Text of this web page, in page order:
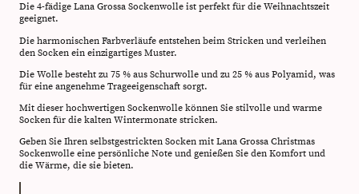
Die 4-fädige Lana Grossa Sockenwolle ist perfekt für die Weihnachtszeit
geeignet.
Die harmonischen Farbverläufe entstehen beim Stricken und verleihen
den Socken ein einzigartiges Muster.
Die Wolle besteht zu 75 % aus Schurwolle und zu 25 % aus Polyamid, was
für eine angenehme Trageeigenschaft sorgt.
Mit dieser hochwertigen Sockenwolle können Sie stilvolle und warme
Socken für die kalten Wintermonate stricken.
Geben Sie Ihren selbstgestrickten Socken mit Lana Grossa Christmas
Sockenwolle eine persönliche Note und genießen Sie den Komfort und
die Wärme, die sie bieten.